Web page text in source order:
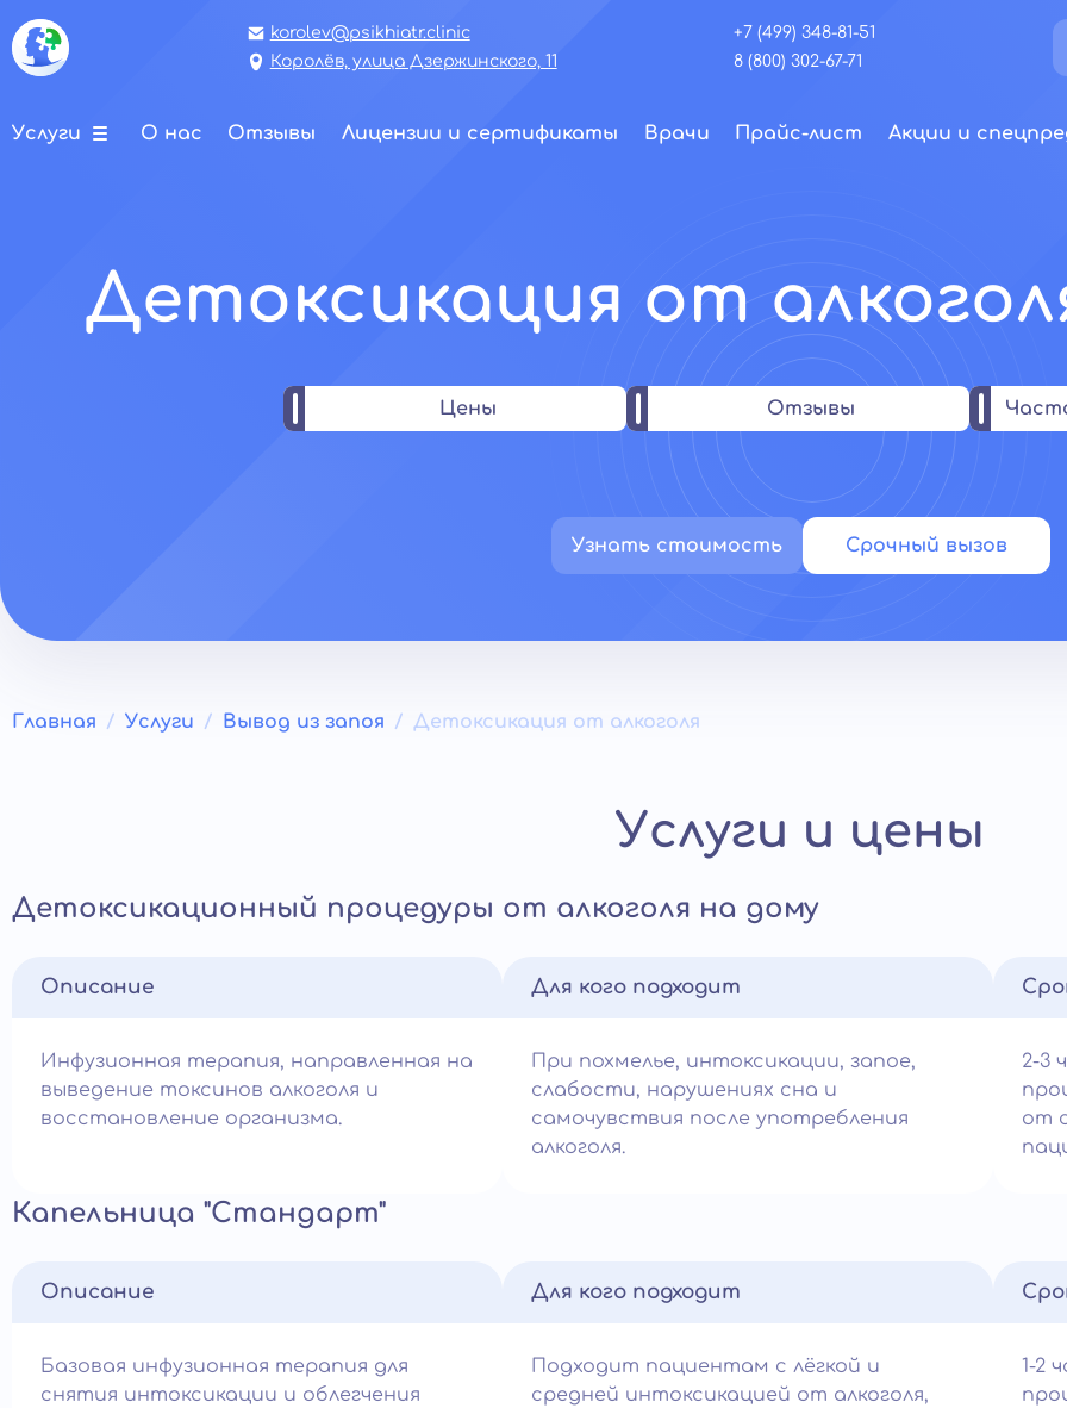
korolev@psikhiatr.clinic
Королёв, улица Дзержинского, 11
+7 (499) 348-81-51
8 (800) 302-67-71
Услуги О нас Отзывы Лицензии и сертификаты Врачи Прайс-лист Акции и
Детоксикация от
Цены Отзывы
Узнать стоимость Срочный вызов
Главная Услуги Вывод из запоя Детоксикация от алкоголя
Услуги и цены
Детоксикационный процедуры от алкоголя на дому
Описание
Инфузионная терапия, направленная на
выведение токсинов алкоголя и
восстановление организма.
Для кого подходит
При похмелье, интоксикации, запое,
слабости, нарушениях сна и
самочувствия после употребления
алкоголя.
2-3
от
Капельница "Стандарт"
Описание
Базовая инфузионная терапия для
снятия интоксикации и облегчения
Для кого подходит
Подходит пациентам с лёгкой и
средней интоксикацией от алкоголя,
1-2